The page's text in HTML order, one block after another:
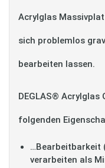
Acrylglas
sich problemlos
bearbeiten lassen.
DEGLAS®
folgenden
…Bearbeitbarkeit
verarbeiten als